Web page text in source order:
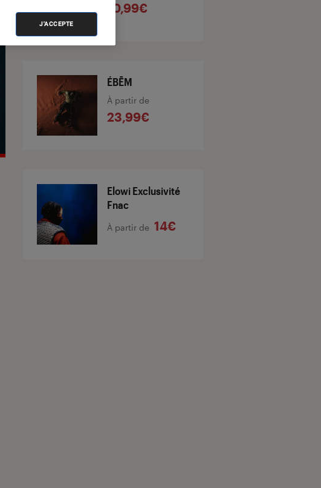
10,99€
ÉBĒM
À partir de
23,99€
Elowi Exclusivité
Fnac
À partir de 14€
J'ACCEPTE